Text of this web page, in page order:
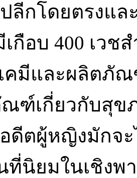
ลีกโดยตรงแล
กือบ 400 เวช
คมีและผลิตภั
ฑ์เกี่ยวกับสุข
อดีตผู้หญิงมักจ
ที่นิยมในเชิง